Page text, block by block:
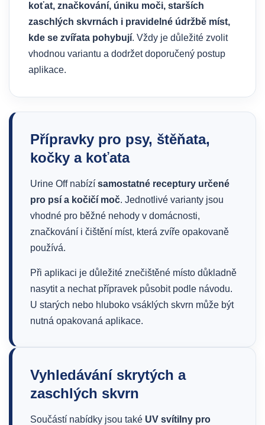
koťat, značkování, úniku moči, starších
zaschlých skvrnách i pravidelné údržbě míst,
kde se zvířata pohybují. Vždy je důležité zvolit
vhodnou variantu a dodržet doporučený postup
aplikace.
Přípravky pro psy, štěňata,
kočky a koťata
Urine Off nabízí samostatné receptury určené
pro psí a kočičí moč. Jednotlivé varianty jsou
vhodné pro běžné nehody v domácnosti,
značkování i čištění míst, která zvíře opakovaně
používá.
Při aplikaci je důležité znečištěné místo důkladně
nasytit a nechat přípravek působit podle návodu.
U starých nebo hluboko vsáklých skvrn může být
nutná opakovaná aplikace.
Vyhledávání skrytých a
zaschlých skvrn
Součástí nabídky jsou také UV svítilny pro